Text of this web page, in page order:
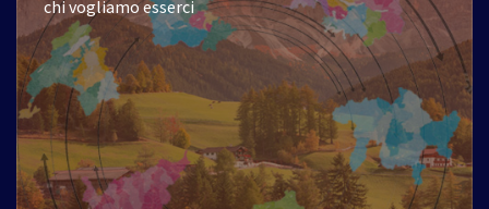
chi vogliamo esserci